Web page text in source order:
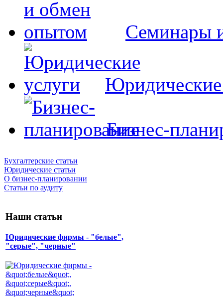
Семинары
Юридические
Бизнес-
Бухгалтерские статьи
Юридические статьи
О бизнес-планировании
Статьи по аудиту
Наши статьи
Юридические фирмы - "белые",
"серые", "черные"